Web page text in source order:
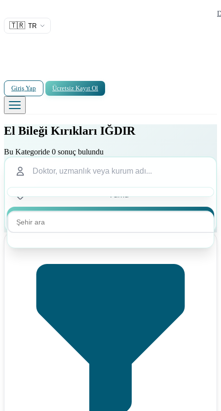
🇹🇷 TR
Giriş Yap Ücretsiz Kayıt Ol
El Bileği Kırıkları IĞDIR
Bu Kategoride 0 sonuç bulundu